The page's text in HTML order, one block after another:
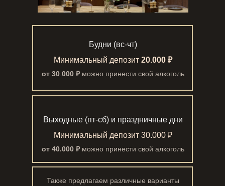
Выходные (пт-сб) и праздничные дни
Минимальный депозит 30.000 ₽
от 40.000 ₽ можно принести свой алкоголь
Также предлагаем различные варианты
Минимальный депозит 20.000 ₽
от 30 000 ₽ можно принести свой алкоголь
Будни (вс-чт)